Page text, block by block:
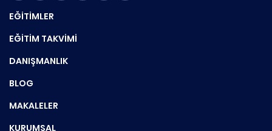
EĞİTİMLER
EĞİTİM TAKVİMİ
DANIŞMANLIK
BLOG
MAKALELER
KURUMSAL